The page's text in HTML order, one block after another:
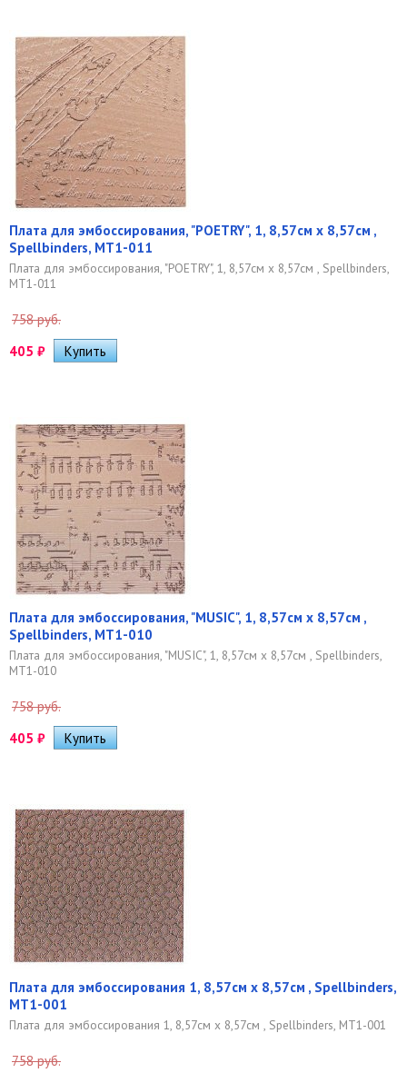
Плата для эмбоссирования, "POETRY", 1, 8,57см x 8,57см ,
Spellbinders, MT1-011
Плата для эмбоссирования, "POETRY", 1, 8,57см x 8,57см , Spellbinders,
MT1-011
758 руб.
405 ₽
Плата для эмбоссирования, "MUSIC", 1, 8,57см x 8,57см ,
Spellbinders, MT1-010
Плата для эмбоссирования, "MUSIC", 1, 8,57см x 8,57см , Spellbinders,
MT1-010
758 руб.
405 ₽
Плата для эмбоссирования 1, 8,57см x 8,57см , Spellbinders,
MT1-001
Плата для эмбоссирования 1, 8,57см x 8,57см , Spellbinders, MT1-001
758 руб.